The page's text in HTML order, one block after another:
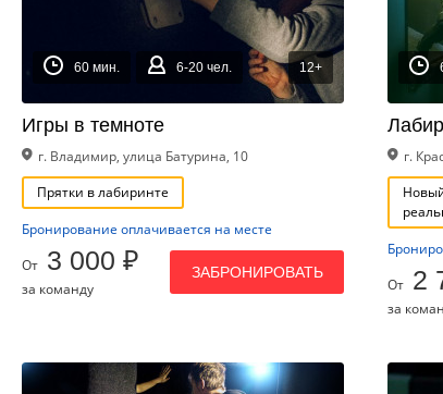
60 мин. 6-20 чел. 12+
Игры в темноте
г. Владимир, улица Батурина, 10
Прятки в лабиринте
Бронирование оплачивается на месте
От 3 000 ₽
за команду
ЗАБРОНИРОВАТЬ
г.
От 2
за